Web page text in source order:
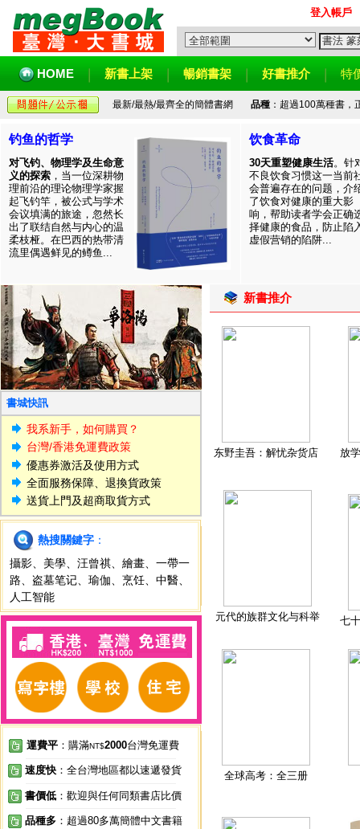
登入帳戶
HOME 新書上架 暢銷書架 好書推介 特
最新/最熱/最齊全的簡體書網 品種：超過100萬種書，
钓鱼的哲学
对飞钓、物理学及生命意
义的探索 ，当一位深耕物
理前沿的理论物理学家握
起飞钓竿，被公式与学术
会议填满的旅途，忽然长
出了联结自然与内心的温
柔枝桠。在巴西的热带清
流里偶遇鲜见的鳟鱼...
饮食革命
30天重塑健康生活。针
不良饮食习惯这一当前
会普遍存在的问题，介
了饮食对健康的重大影
响，帮助读者学会正确
择健康的食品，防止陷
虚假营销的陷阱...
書城快訊
我系新手，如何購買？
台灣/香港免運費政策
優惠券激活及使用方式
全面服務保障、退換貨政策
送貨上門及超商取貨方式
熱搜關鍵字 ：
攝影
美學 汪曾祺 繪畫
一帶一
路
盗墓笔记 瑜伽 烹饪 中醫
人工智能
運費平 ：購滿NT$2000台灣免運費
速度快 ：全台灣地區都以速遞發貨
書價低 ：歡迎與任何同類書店比價
品種多 ：超過80多萬簡體中文書籍
新書推介
东野圭吾：解忧杂货店 放
元代的族群文化与科举 七
全球高考：全三册